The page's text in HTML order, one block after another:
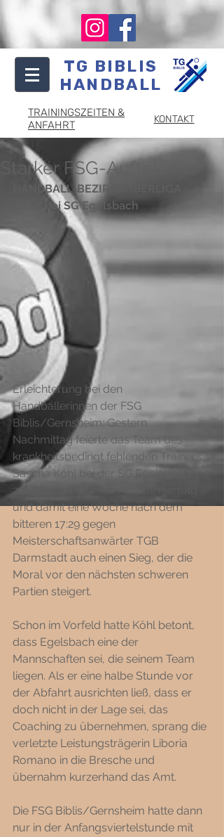
TG BIBLIS
HANDBALL
TRAININGSZEITEN &
ANFAHRT
KONTAKT
Starker FSG-Auftritt
HANDBALL-BEZIRKSOBERLIGA -
20:18 bei SG Egelsbach
Erleichterung bei den
Handballerinnen der FSG
Biblis/Gernsheim: Gestern
Nachmittag feierte das Team des
krankheitsbedingt fehlenden Trainers
Sascha Köhl bei der SG Egelsbach mit
20:18 den ersehnten Auswärtserfolg
und damit eine Woche nach dem
bitteren 17:29 gegen
Meisterschaftsanwärter TGB
Darmstadt auch einen Sieg, der die
Moral vor den nächsten schweren
Partien steigert.
Schon im Vorfeld hatte Köhl betont,
dass Egelsbach eine der
Mannschaften sei, die seinem Team
liegen. Als er eine halbe Stunde vor
der Abfahrt ausrichten ließ, dass er
doch nicht in der Lage sei, das
Coaching zu übernehmen, sprang die
verletzte Leistungsträgerin Liboria
Romano in die Bresche und
übernahm kurzerhand das Amt.
Die FSG Biblis/Gernsheim hatte dann
nur in der Anfangsviertelstunde mit